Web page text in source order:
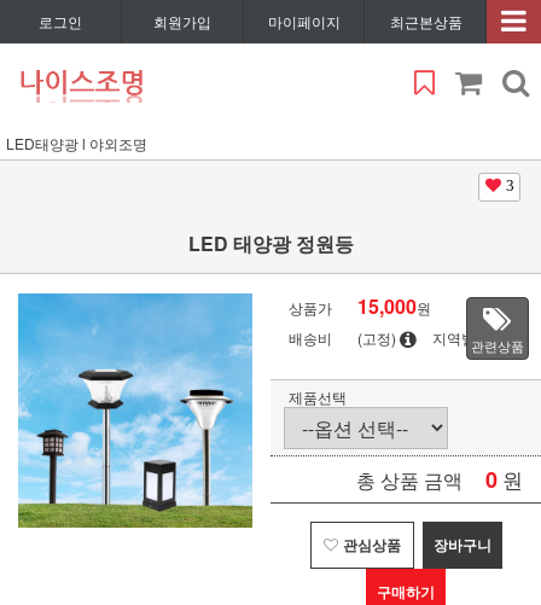
로그인 회원가입 마이페이지 최근본상품
LED태양광 l 야외조명
3
LED 태양광 정원등
상품가 15,000원
배송비
(고정) 지역별관련상품
제품선택
총 상품 금액 0 원
관심상품 장바구니
구매하기